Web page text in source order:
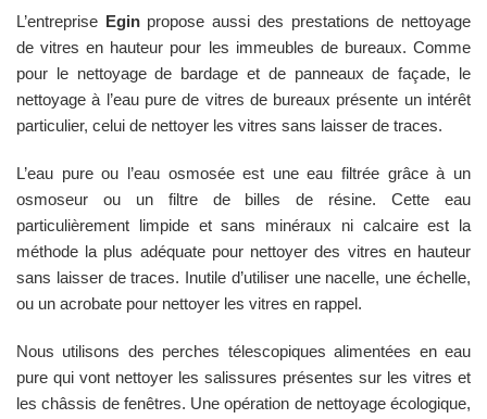
L’entreprise Eginpropose aussi des prestations de nettoyage
de vitres en hauteur pour les immeubles de bureaux. Comme
pour le nettoyage de bardage et de panneaux de façade, le
nettoyage à l’eau pure de vitres de bureaux présente un intérêt
particulier, celui de nettoyer les vitres sans laisser de traces.
L’eau pure ou l’eau osmosée est une eau filtrée grâce à un
osmoseur ou un filtre de billes de résine. Cette eau
particulièrement limpide et sans minéraux ni calcaire est la
méthode la plus adéquate pour nettoyer des vitres en hauteur
sans laisser de traces. Inutile d’utiliser une nacelle, une échelle,
ou un acrobate pour nettoyer les vitres en rappel.
Nous utilisons des perches télescopiques alimentées en eau
pure qui vont nettoyer les salissures présentes sur les vitres et
les châssis de fenêtres. Une opération de nettoyage écologique,